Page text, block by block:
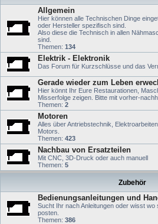
Allgemein
Hier können alle Technischen Dinge
oder Hersteller spezifisch sind.
Also diese die Technisch in allen
sind.
Themen: 134
Elektrik - Elektronik
Das Forum für Kurzschlüsse und das
Gerade wieder zum Leben
Hier könnt Ihr Eure Restaurationen,
Misserfolge zeigen. Bitte mit vorher-
Themen: 2
Motoren
Alles über Antriebstechnik,
Motors.
Themen: 423
Nachbau von Ersatzteilen
Mit CNC, 3D-Druck oder auch manuell
Themen: 5
Zubehör
Bedienungsanleitungen und
Sucht Ihr nach Anleitungen oder wisst
posten.
Themen: 386